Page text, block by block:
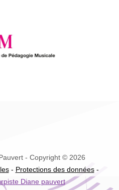
- Copyright © 2026
- Protections des données-
Diane pauvert